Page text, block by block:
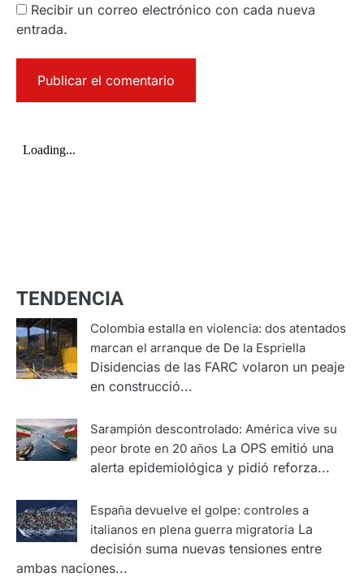
Recibir un correo electrónico con cada nueva
entrada.
TENDENCIA
Colombia estalla en violencia: dos atentados
marcan el arranque de De la Espriella
Disidencias de las FARC volaron un peaje
en construcció...
Sarampión descontrolado: América vive su
peor brote en 20 años La OPS emitió una
alerta epidemiológica y pidió reforza...
España devuelve el golpe: controles a
italianos en plena guerra migratoria La
decisión suma nuevas tensiones entre
ambas naciones...